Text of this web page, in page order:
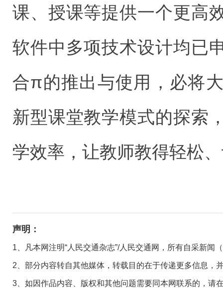
课、授课等提供一个更高
软件中多项技术设计均已
合π的推出与使用，必将
新型课堂教学模式的探索
学效率，让教师教得轻松
声明：
1、凡本网注明“人民交通杂志”/人民交通网，所有自采新
2、部分内容转自其他媒体，转载目的在于传递更多信息，
3、如因作品内容、版权和其他问题需要同本网联系的，请